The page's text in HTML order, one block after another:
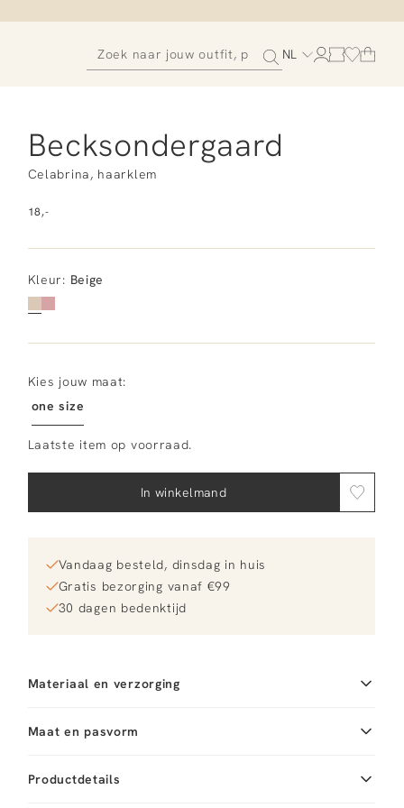
NL
Becksondergaard
Celabrina, haarklem
18,-
Kleur: Beige
Kies jouw maat:
one size
Laatste item op voorraad.
In winkelmand
Vandaag besteld, dinsdag in huis
Gratis bezorging vanaf €99
30 dagen bedenktijd
Materiaal en verzorging
Maat en pasvorm
Productdetails